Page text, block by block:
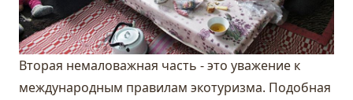
Вторая немаловажная часть - это уважение к
международным правилам экотуризма. Подобная